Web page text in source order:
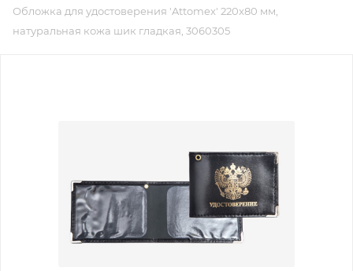
Обложка для удостоверения 'Attomex' 220x80 мм,
натуральная кожа шик гладкая, 3060305